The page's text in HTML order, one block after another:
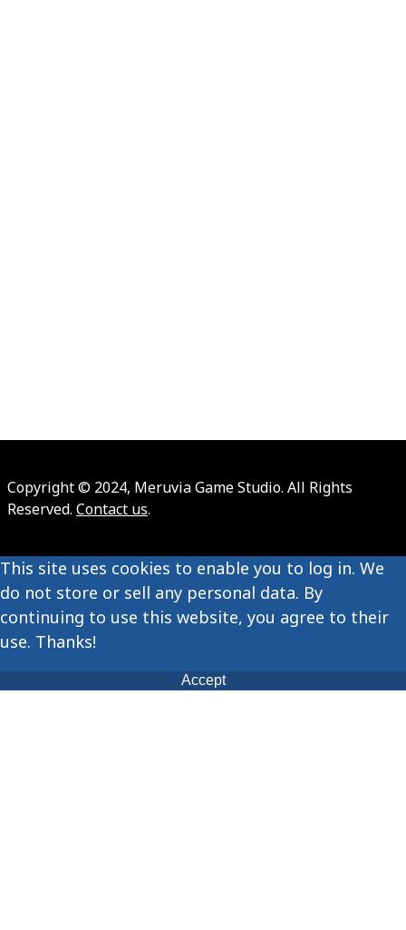
Copyright © 2024, Meruvia Game Studio. All Rights
Reserved. Contact us.
This site uses cookies to enable you to log in. We
do not store or sell any personal data. By
continuing to use this website, you agree to their
use. Thanks!
Accept